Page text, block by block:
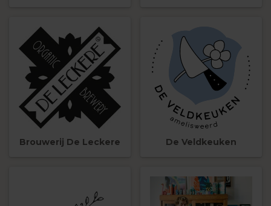
Brouwerij De Leckere De Veldkeuken